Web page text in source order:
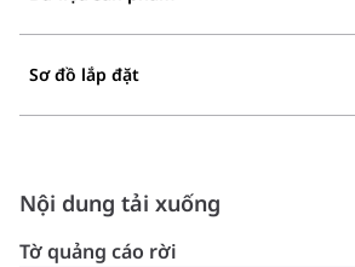
Sơ đồ lắp đặt
Nội dung tải xuống
Tờ quảng cáo rời